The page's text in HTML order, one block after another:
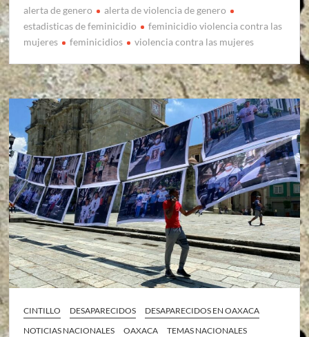
alerta de genero
alerta de violencia de genero
estadisticas de feminicidio
feminicidio violencia contra las
mujeres
feminicidios violencia contra las mujeres
CINTILLO DESAPARECIDOS
DESAPARECIDOS EN OAXACA
NOTICIAS NACIONALES
OAXACA TEMAS NACIONALES